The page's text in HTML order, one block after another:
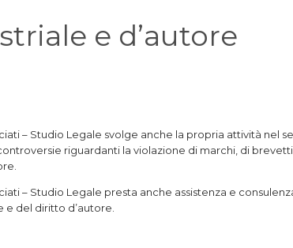
e d’autore
– Studio Legale svolge anche la propria attività nel
riguardanti la violazione di marchi, di
– Studio Legale presta anche assistenza e
e del diritto d’autore.